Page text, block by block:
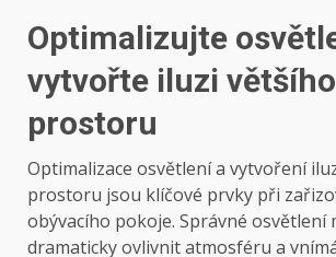
Optimalizujte
vytvořte iluzi většího
prostoru
Optimalizace osvětlení a vytvoření
prostoru jsou klíčové prvky při
obývacího pokoje. Správné osvětlení
dramaticky ovlivnit atmosféru a